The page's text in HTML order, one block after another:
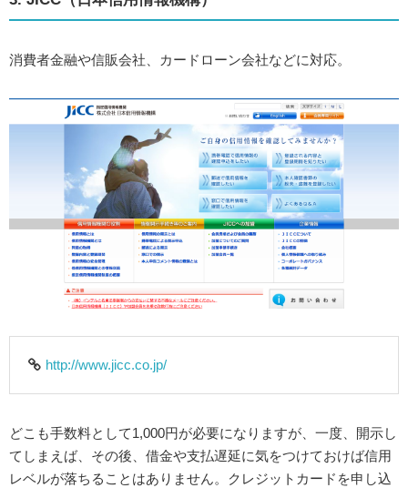
消費者金融や信販会社、カードローン会社などに対応。
http://www.jicc.co.jp/
どこも手数料として1,000円が必要になりますが、一度、開示し
てしまえば、その後、借金や支払遅延に気をつけておけば信用
レベルが落ちることはありません。クレジットカードを申し込